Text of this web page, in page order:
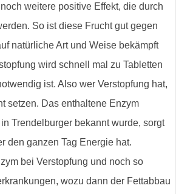
weitere positive Effekt, die durch
So ist diese Frucht gut gegen
natürliche Art und Weise bekämpft
wird schnell mal zu Tabletten
ist. Also wer Verstopfung hat,
setzen. Das enthaltene Enzym
Trendelburger bekannt wurde, sorgt
den ganzen Tag Energie hat.
bei Verstopfung und noch so
wozu dann der Fettabbau